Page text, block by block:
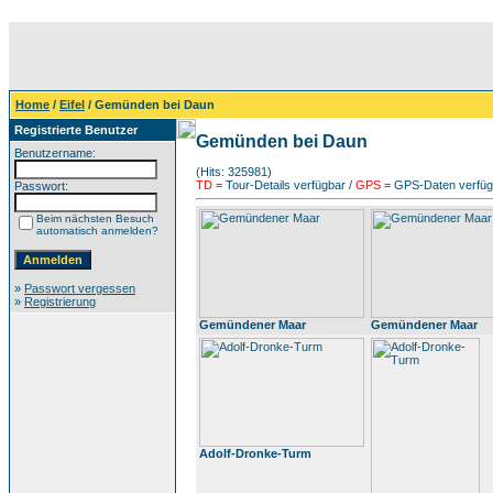
Home / Eifel / Gemünden bei Daun
Registrierte Benutzer
Benutzername:
Passwort:
Beim nächsten Besuch
automatisch anmelden?
» Passwort vergessen
» Registrierung
Gemünden bei Daun
(Hits: 325981)
TD = Tour-Details verfügbar / GPS = GPS-Daten
Gemündener Maar Gemündener Maar
Adolf-Dronke-Turm